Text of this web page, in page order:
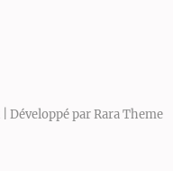
Développé parRara Theme